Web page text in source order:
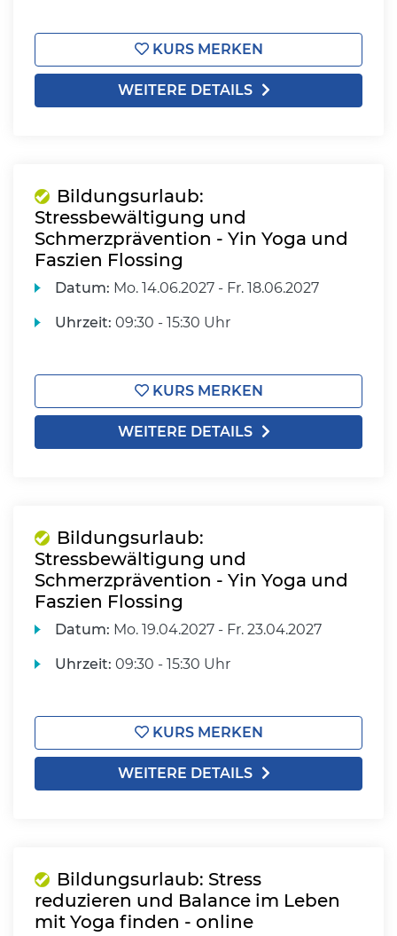
KURS MERKEN
WEITERE DETAILS
Bildungsurlaub:
Stressbewältigung und
Schmerzprävention - Yin Yoga und
Faszien Flossing
Datum: Mo. 14.06.2027 - Fr. 18.06.2027
Uhrzeit: 09:30 - 15:30 Uhr
KURS MERKEN
WEITERE DETAILS
Bildungsurlaub:
Stressbewältigung und
Schmerzprävention - Yin Yoga und
Faszien Flossing
Datum: Mo. 19.04.2027 - Fr. 23.04.2027
Uhrzeit: 09:30 - 15:30 Uhr
KURS MERKEN
WEITERE DETAILS
Bildungsurlaub: Stress
reduzieren und Balance im Leben
mit Yoga finden - online